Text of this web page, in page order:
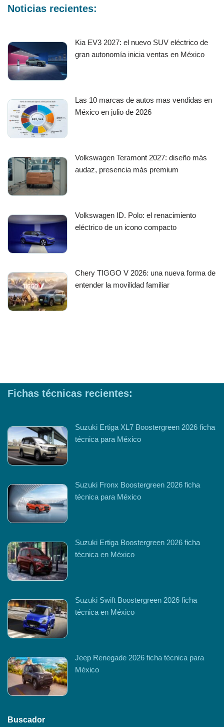
Noticias recientes:
Kia EV3 2027: el nuevo SUV eléctrico de
gran autonomía inicia ventas en México
Las 10 marcas de autos mas vendidas en
México en julio de 2026
Volkswagen Teramont 2027: diseño más
audaz, presencia más premium
Volkswagen ID. Polo: el renacimiento
eléctrico de un icono compacto
Chery TIGGO V 2026: una nueva forma de
entender la movilidad familiar
Fichas técnicas recientes:
Suzuki Ertiga XL7 Boostergreen 2026 ficha
técnica para México
Suzuki Fronx Boostergreen 2026 ficha
técnica para México
Suzuki Ertiga Boostergreen 2026 ficha
técnica en México
Suzuki Swift Boostergreen 2026 ficha
técnica en México
Jeep Renegade 2026 ficha técnica para
México
Buscador